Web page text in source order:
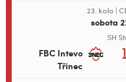
23. kolo |
sobota
SH
FBC Intevo
Třinec